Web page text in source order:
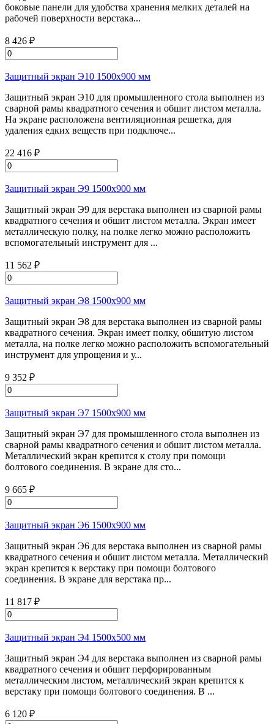
боковые панели для удобства хранения мелких деталей на
рабочей поверхности верстака...
8 426 ₽
Защитный экран Э10 1500х900 мм
Защитный экран Э10 для промышленного стола выполнен из
сварной рамы квадратного сечения и обшит листом металла.
На экране расположена вентиляционная решетка, для
удаления едких веществ при подключе...
22 416 ₽
Защитный экран Э9 1500х900 мм
Защитный экран Э9 для верстака выполнен из сварной рамы
квадратного сечения и обшит листом металла. Экран имеет
металлическую полку, на полке легко можно расположить
вспомогательный инструмент для ...
11 562 ₽
Защитный экран Э8 1500х900 мм
Защитный экран Э8 для верстака выполнен из сварной рамы
квадратного сечения. Экран имеет полку, обшитую листом
металла, на полке легко можно расположить вспомогательный
инструмент для упрощения и у...
9 352 ₽
Защитный экран Э7 1500х900 мм
Защитный экран Э7 для промышленного стола выполнен из
сварной рамы квадратного сечения и обшит листом металла.
Металлический экран крепится к столу при помощи
болтового соединения. В экране для сто...
9 665 ₽
Защитный экран Э6 1500х900 мм
Защитный экран Э6 для верстака выполнен из сварной рамы
квадратного сечения и обшит листом металла. Металлический
экран крепится к верстаку при помощи болтового
соединения. В экране для верстака пр...
11 817 ₽
Защитный экран Э4 1500х500 мм
Защитный экран Э4 для верстака выполнен из сварной рамы
квадратного сечения и обшит перфорированным
металлическим листом, металлический экран крепится к
верстаку при помощи болтового соединения. В ...
6 120 ₽